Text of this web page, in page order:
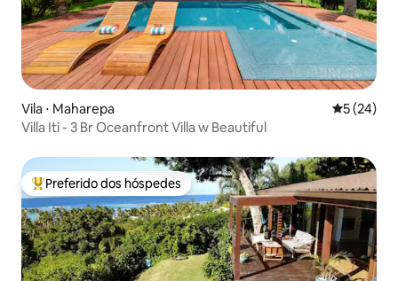
Vila ⋅ Maharepa 5 de uma
5 (24)
Villa Iti - 3 Br Oceanfront Villa w Beautiful
Entre os melhores preferidos dos hóspedes
Preferido dos hóspedes